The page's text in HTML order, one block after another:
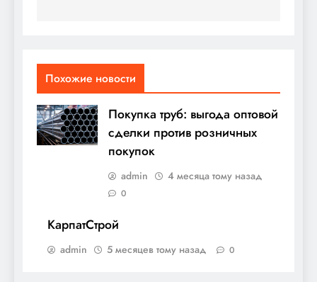
Похожие новости
Покупка труб: выгода оптовой
сделки против розничных
покупок
admin 4 месяца тому назад
0
КарпатСтрой
admin 5 месяцев тому назад 0